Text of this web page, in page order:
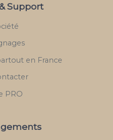
Support
en France
PRO